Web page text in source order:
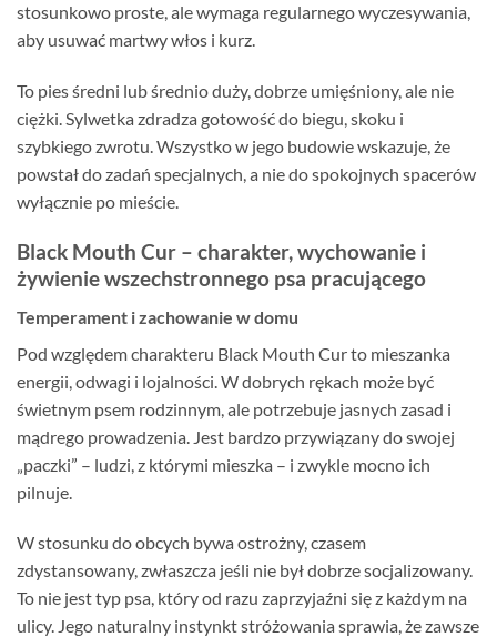
stosunkowo proste, ale wymaga regularnego wyczesywania,
aby usuwać martwy włos i kurz.
To pies średni lub średnio duży, dobrze umięśniony, ale nie
ciężki. Sylwetka zdradza gotowość do biegu, skoku i
szybkiego zwrotu. Wszystko w jego budowie wskazuje, że
powstał do zadań specjalnych, a nie do spokojnych spacerów
wyłącznie po mieście.
Black Mouth Cur – charakter, wychowanie i
żywienie wszechstronnego psa pracującego
Temperament i zachowanie w domu
Pod względem charakteru Black Mouth Cur to mieszanka
energii, odwagi i lojalności. W dobrych rękach może być
świetnym psem rodzinnym, ale potrzebuje jasnych zasad i
mądrego prowadzenia. Jest bardzo przywiązany do swojej
„paczki” – ludzi, z którymi mieszka – i zwykle mocno ich
pilnuje.
W stosunku do obcych bywa ostrożny, czasem
zdystansowany, zwłaszcza jeśli nie był dobrze socjalizowany.
To nie jest typ psa, który od razu zaprzyjaźni się z każdym na
ulicy. Jego naturalny instynkt stróżowania sprawia, że zawsze